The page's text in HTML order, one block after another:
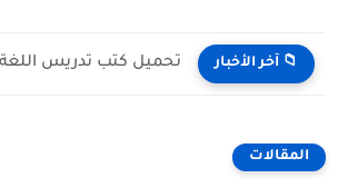
📁 آخر الأخبار
المقالات